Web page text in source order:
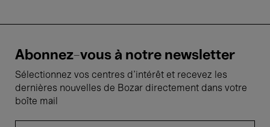
Abonnez-vous à notre newsletter
Sélectionnez vos centres d'intérêt et recevez les
dernières nouvelles de Bozar directement dans votre
boîte mail